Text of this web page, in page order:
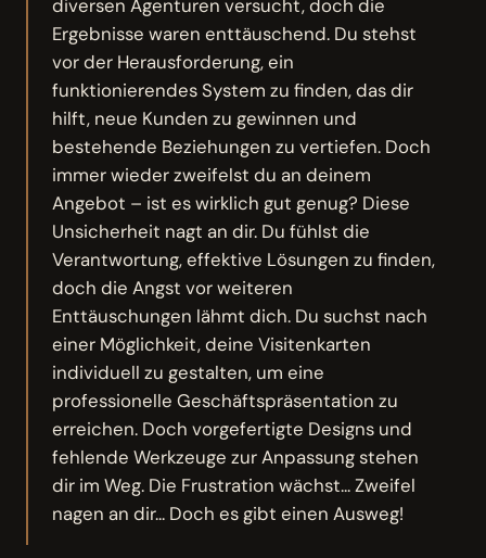
diversen Agenturen versucht, doch die
Ergebnisse waren enttäuschend. Du stehst
vor der Herausforderung, ein
funktionierendes System zu finden, das dir
hilft, neue Kunden zu gewinnen und
bestehende Beziehungen zu vertiefen. Doch
immer wieder zweifelst du an deinem
Angebot – ist es wirklich gut genug? Diese
Unsicherheit nagt an dir. Du fühlst die
Verantwortung, effektive Lösungen zu finden,
doch die Angst vor weiteren
Enttäuschungen lähmt dich. Du suchst nach
einer Möglichkeit, deine Visitenkarten
individuell zu gestalten, um eine
professionelle Geschäftspräsentation zu
erreichen. Doch vorgefertigte Designs und
fehlende Werkzeuge zur Anpassung stehen
dir im Weg. Die Frustration wächst... Zweifel
nagen an dir... Doch es gibt einen Ausweg!